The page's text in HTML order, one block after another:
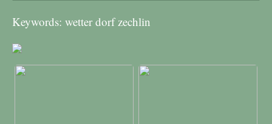
Keywords: wetter dorf zechlin